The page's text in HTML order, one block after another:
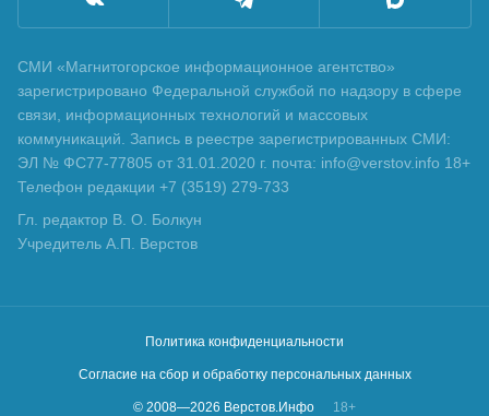
СМИ «Магнитогорское информационное агентство»
зарегистрировано Федеральной службой по надзору в сфере
связи, информационных технологий и массовых
коммуникаций. Запись в реестре зарегистрированных СМИ:
ЭЛ № ФС77-77805 от 31.01.2020 г. почта: info@verstov.info 18+
Телефон редакции +7 (3519) 279-733
Гл. редактор В. О. Болкун
Учредитель А.П. Верстов
Политика конфиденциальности
Согласие на сбор и обработку персональных данных
© 2008—2026 Верстов.Инфо 18+